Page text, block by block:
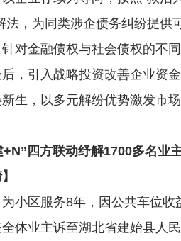
法，为同类涉企债务纠纷提
对金融债权与社会债权的不
，引入战略投资改善企业资
生，以多元解纷优势激发市
四方联动纾解1700多名业
区服务8年，因公共车位收
体业主诉至湖北省建始县人